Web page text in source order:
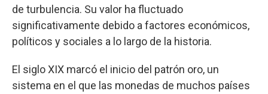
de turbulencia. Su valor ha fluctuado
significativamente debido a factores económicos,
políticos y sociales a lo largo de la historia.
El siglo XIX marcó el inicio del patrón oro, un
sistema en el que las monedas de muchos países